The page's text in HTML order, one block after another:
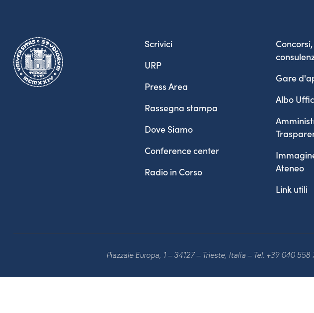
Scrivici
URP
Press Area
Rassegna stampa
Dove Siamo
Conference center
Radio in Corso
Gare
Albo
Ateneo
Link utili
Piazzale Europa, 1 – 34127 – Trieste, Italia – Tel. +39 040 558